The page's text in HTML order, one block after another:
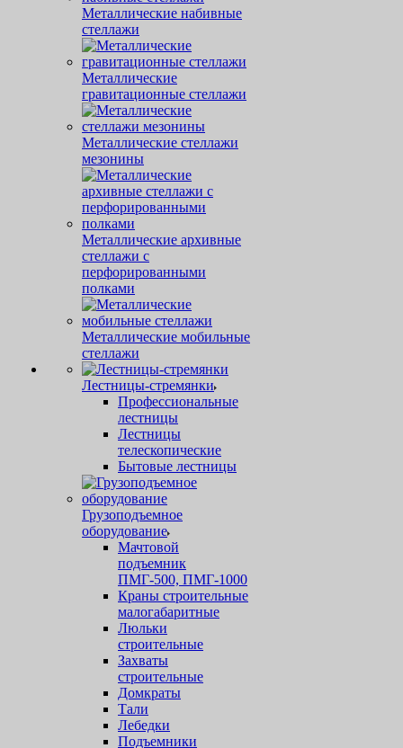
Металлические набивные
стеллажи
Металлические
гравитационные стеллажи
Металлические стеллажи
мезонины
Металлические архивные
стеллажи с
перфорированными
полками
Металлические мобильные
стеллажи
Лестницы-стремянки
Профессиональные
лестницы
Лестницы
телескопические
Бытовые лестницы
Грузоподъемное
оборудование
Мачтовой
подъемник
ПМГ-500, ПМГ-1000
Краны строительные
малогабаритные
Люльки
строительные
Захваты
строительные
Домкраты
Тали
Лебедки
Подъемники